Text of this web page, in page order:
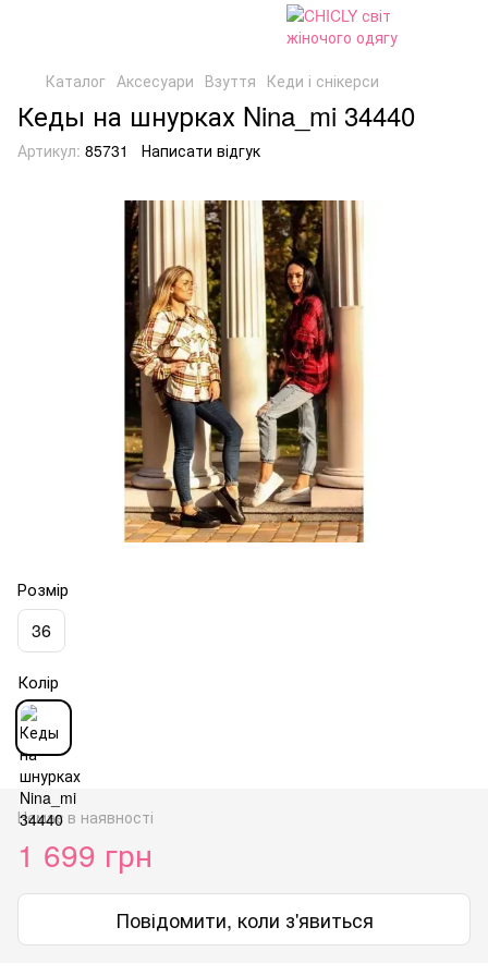
Каталог Аксесуари Взуття Кеди і снікерси
Кеды на шнурках Nina_mi 34440
Артикул: 85731 Написати відгук
Розмір
36
Колір
Немає в наявності
1 699 грн
Повідомити, коли з'явиться